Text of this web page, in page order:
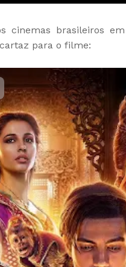
cinemas brasileiros em
para o filme: